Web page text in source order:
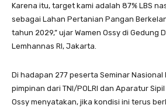
Karena itu, target kami adalah 87% LBS
sebagai Lahan Pertanian Pangan
tahun 2029,” ujar Wamen Ossy di Gedung
Lemhannas RI, Jakarta.
Di hadapan 277 peserta Seminar Nasional
pimpinan dari TNI/POLRI dan Aparatur
Ossy menyatakan, jika kondisi ini terus